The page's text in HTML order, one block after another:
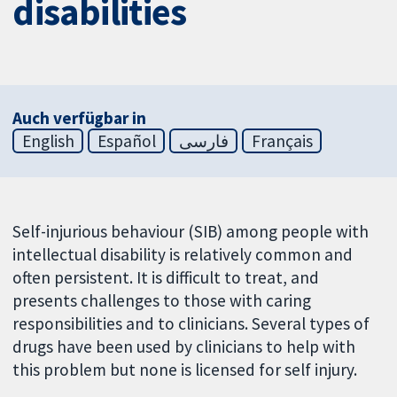
disabilities
Auch verfügbar in
English
Español فارسی Français
Self-injurious behaviour (SIB) among people with
intellectual disability is relatively common and
often persistent. It is difficult to treat, and
presents challenges to those with caring
responsibilities and to clinicians. Several types of
drugs have been used by clinicians to help with
this problem but none is licensed for self injury.